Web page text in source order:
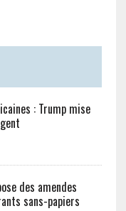
: Trump mise
des amendes
sans-papiers